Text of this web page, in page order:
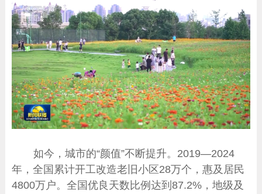
如今，城市的“颜值”不断提升。2019—2024
年，全国累计开工改造老旧小区28万个，惠及居民
4800万户。全国优良天数比例达到87.2%，地级及